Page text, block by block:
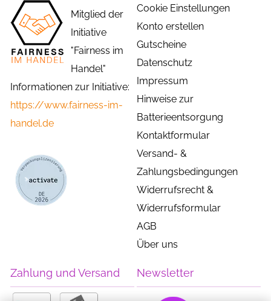
Mitglied der
Initiative
"Fairness im
Handel"
Informationen zur Initiative:
https://www.fairness-im-
handel.de
Cookie Einstellungen
Konto erstellen
Gutscheine
Datenschutz
Impressum
Hinweise zur
Batterieentsorgung
Kontaktformular
Versand- &
Zahlungsbedingungen
Widerrufsrecht &
Widerrufsformular
AGB
Über uns
Zahlung und Versand Newsletter